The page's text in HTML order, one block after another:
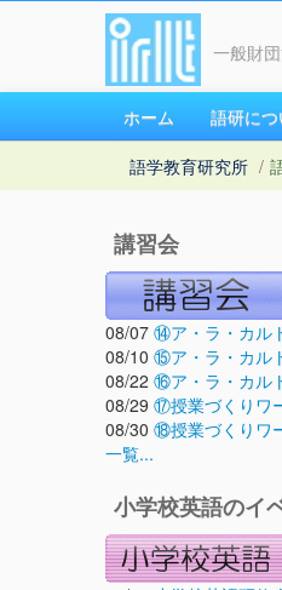
一般財
ホーム 語研に
語学教育研究所 /
講習会
08/07 ⑭ア・ラ・カル
08/10 ⑮ア・ラ・カル
08/22 ⑯ア・ラ・カル
08/29 ⑰授業づくりワ
08/30 ⑱授業づくりワ
一覧...
小学校英語のイ